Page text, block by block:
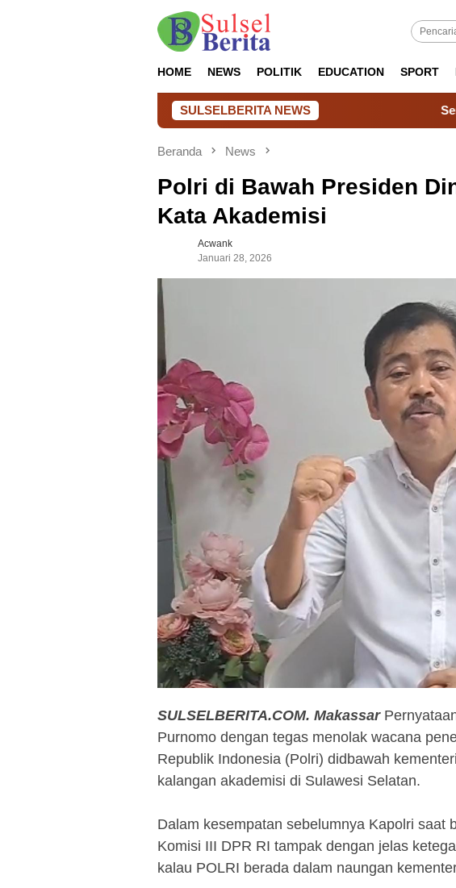
HOME NEWS POLITIK EDUCATION SPORT
SULSELBERITA NEWS Semarak
Beranda News
Polri di Bawah Presiden
Kata Akademisi
Acwank
Januari 28, 2026
SULSELBERITA.COM. Makassar
Purnomo dengan tegas menolak wacana
Republik Indonesia (Polri) didbawah
kalangan akademisi di Sulawesi Selatan.
‎Dalam kesempatan sebelumnya Kapolri saat
Komisi III DPR RI tampak dengan jelas
kalau POLRI berada dalam naungan